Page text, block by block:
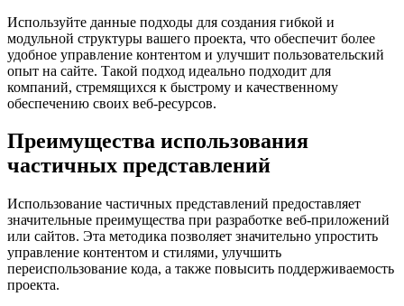
Используйте данные подходы для создания гибкой и
модульной структуры вашего проекта, что обеспечит более
удобное управление контентом и улучшит пользовательский
опыт на сайте. Такой подход идеально подходит для
компаний, стремящихся к быстрому и качественному
обеспечению своих веб-ресурсов.
Преимущества использования
частичных представлений
Использование частичных представлений предоставляет
значительные преимущества при разработке веб-приложений
или сайтов. Эта методика позволяет значительно упростить
управление контентом и стилями, улучшить
переиспользование кода, а также повысить поддерживаемость
проекта.